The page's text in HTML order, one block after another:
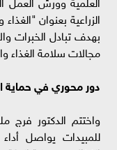
الزراعية بعنوان
بهدف تبادل الخبرات
مجالات سلامة الغذاء
دور محوري في حماية
واختتم الدكتور فرج
للمبيدات يواصل